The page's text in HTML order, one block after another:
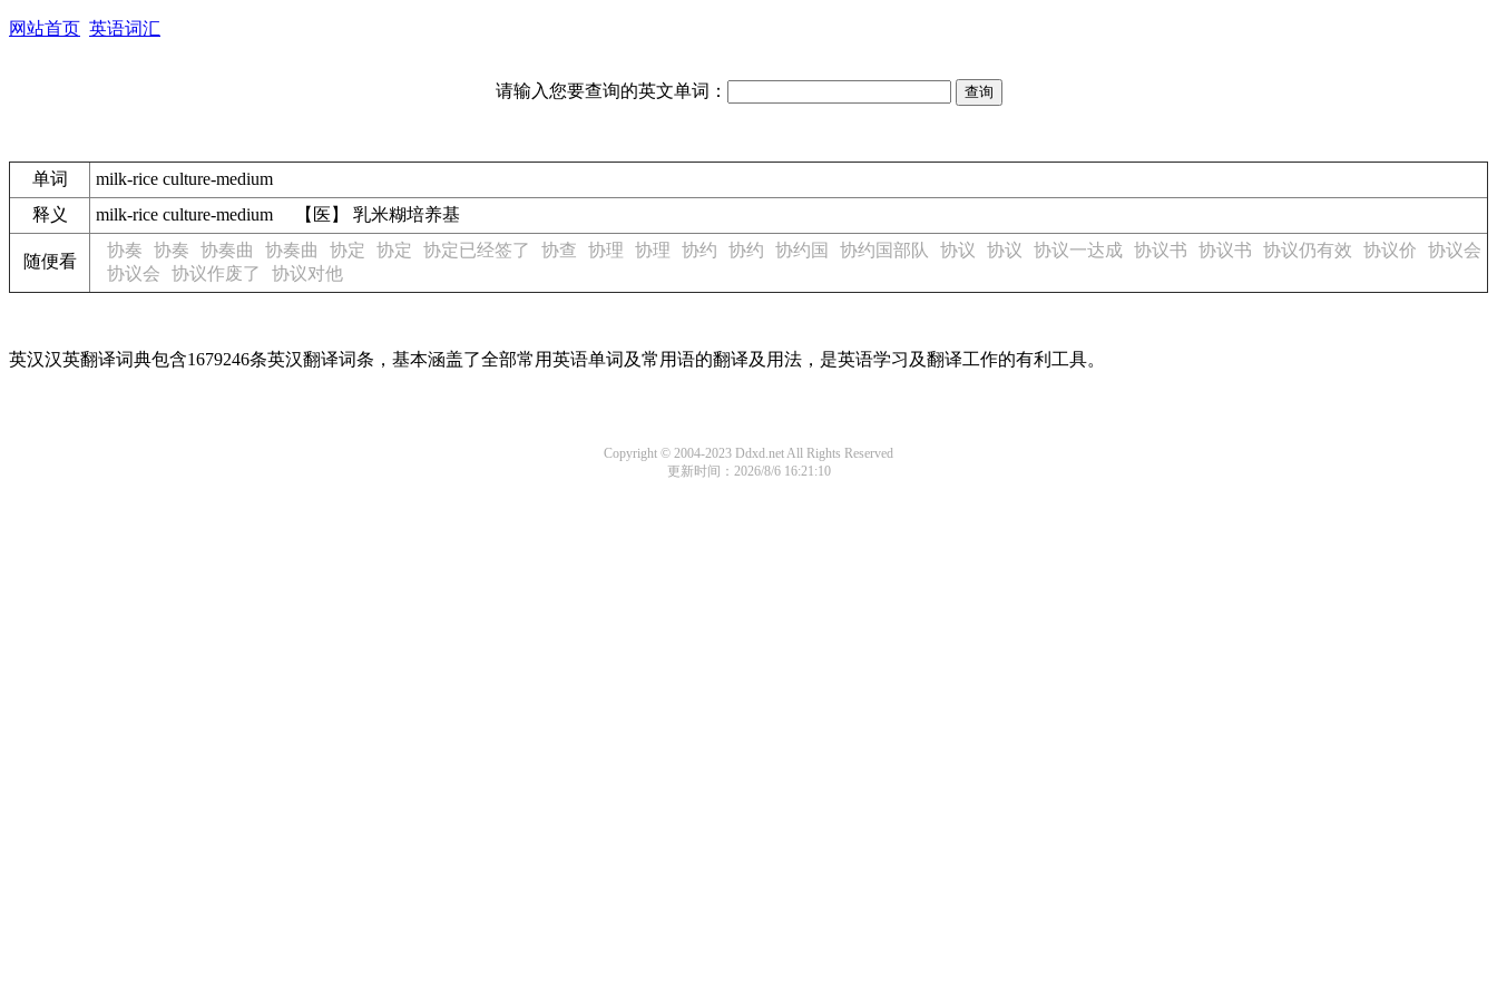
网站首页 英语词汇
请输入您要查询的英文单词：
单词
milk-rice culture-medium
释义
milk-rice culture-medium 【医】 乳米糊培养基
随便看
协奏 协奏 协奏曲 协奏曲 协定 协定 协定已经签了 协查 协理 协理 协约 协约 协约国 协约国部队 协议 协议 协议一达成 协议书 协议书 协议仍有效 协议价
协议会
协议会
协议作废了 协议对他
英汉汉英翻译词典包含1679246条英汉翻译词条，基本涵盖了全部常用英语单词及常用语的翻译及用法，是英语学习及翻译工作的有利工具。
Copyright © 2004-2023 Ddxd.net All Rights Reserved
更新时间：2026/8/6 16:21:10